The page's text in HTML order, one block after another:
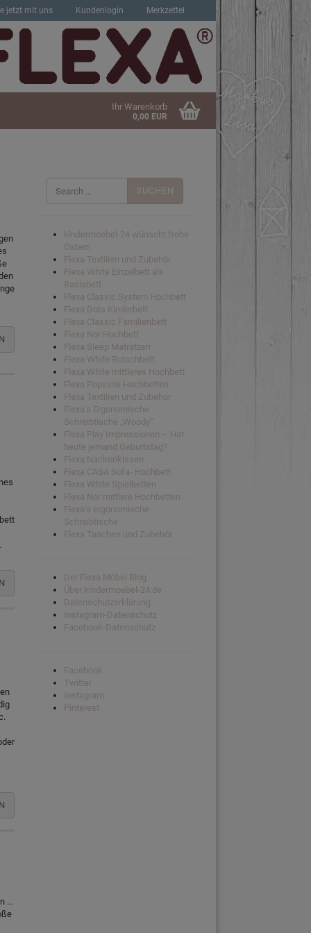
jetzt mit uns Kundenlogin Merkzettel
Ihr Warenkorb
0,00 EUR
…
Suchen
nach:
kindermoebel-24 wünscht frohe
Ostern
Flexa Textilien und Zubehör
Flexa White Einzelbett als
Basisbett
Flexa Classic System Hochbett
Flexa Dots Kinderbett
Flexa Classic Familienbett
Flexa Nor Hochbett
Flexa Sleep Matratzen
Flexa White Rutschbett
Flexa White mittleres Hochbett
Flexa Popsicle Hochbetten
Flexa Textilien und Zubehör
Flexa’s Ergonomische
Schreibtische „Woody“
Flexa Play Impressionen – Hat
heute jemand Geburtstag?
Flexa Nackenkissen
Flexa CASA Sofa- Hochbett
Flexa White Spielbetten
Flexa Nor mittlere Hochbetten
Flexa’s ergonomische
Schreibtische
Flexa Taschen und Zubehör
Der Flexa Möbel Blog
Über kindermoebel-24.de
Datenschutzerklärung
Instagram-Datenschutz
Facebook-Datenschutz
Facebook
Twitter
Instagram
Pinterest